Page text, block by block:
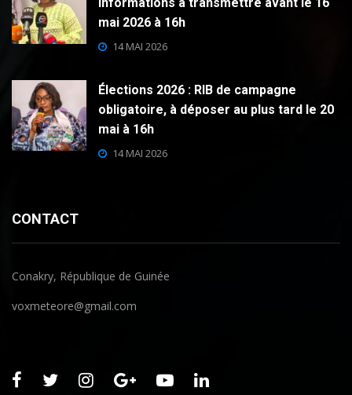
mai 2026 à 16h
14 MAI 2026
Élections 2026 : RIB de campagne
obligatoire, à déposer au plus tard le 20
mai à 16h
14 MAI 2026
CONTACT
Conakry, République de Guinée
voxmeteore@gmail.com